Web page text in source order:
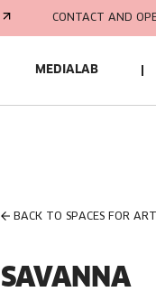
CONTACT AND
MEDIALAB
BACK TO SPACES FOR
SAVANNA